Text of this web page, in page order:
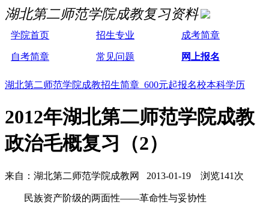
湖北第二师范学院成教复习资料
学院首页 招生专业 成考简章
自考简章 常见问题 网上报名
湖北第二师范学院成教招生简章 600元起报名校本科学历
2012年湖北第二师范学院成教
政治毛概复习（2）
来自：湖北第二师范学院成教网 2013-01-19 浏览141次
民族资产阶级的两面性——革命性与妥协性